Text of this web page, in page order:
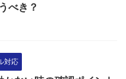
べき？
対応